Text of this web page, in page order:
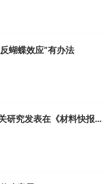
蝴蝶效应”有办法
纳米粒子可提高磁共振成像质量 相关研究发表在《材料快报》上